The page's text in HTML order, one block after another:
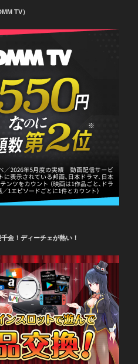
TV）
金！ディーチェが熱い！